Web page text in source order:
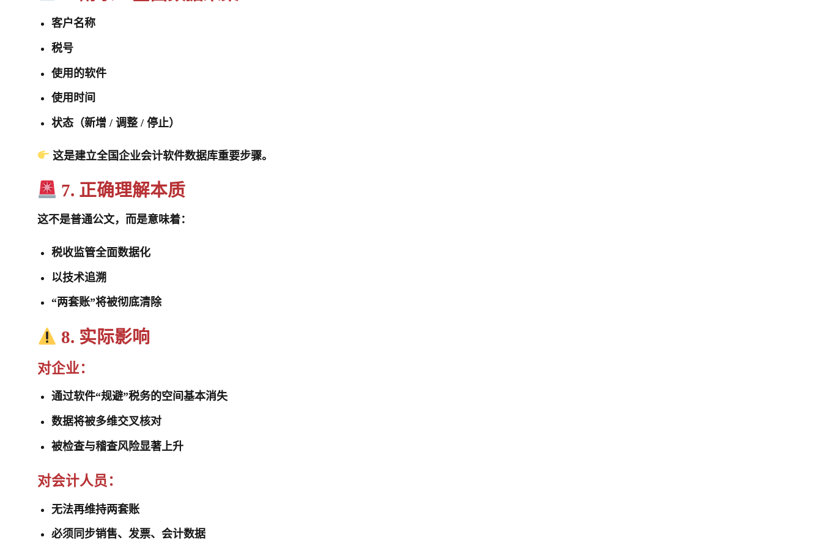
客户名称
税号
使用的软件
使用时间
状态（新增 / 调整 / 停止）
这是建立全国企业会计软件数据库重要步骤。
7. 正确理解本质
这不是普通公文，而是意味着：
税收监管全面数据化
以技术追溯
“两套账”将被彻底清除
8. 实际影响
对企业：
通过软件“规避”税务的空间基本消失
数据将被多维交叉核对
被检查与稽查风险显著上升
对会计人员：
无法再维持两套账
必须同步销售、发票、会计数据